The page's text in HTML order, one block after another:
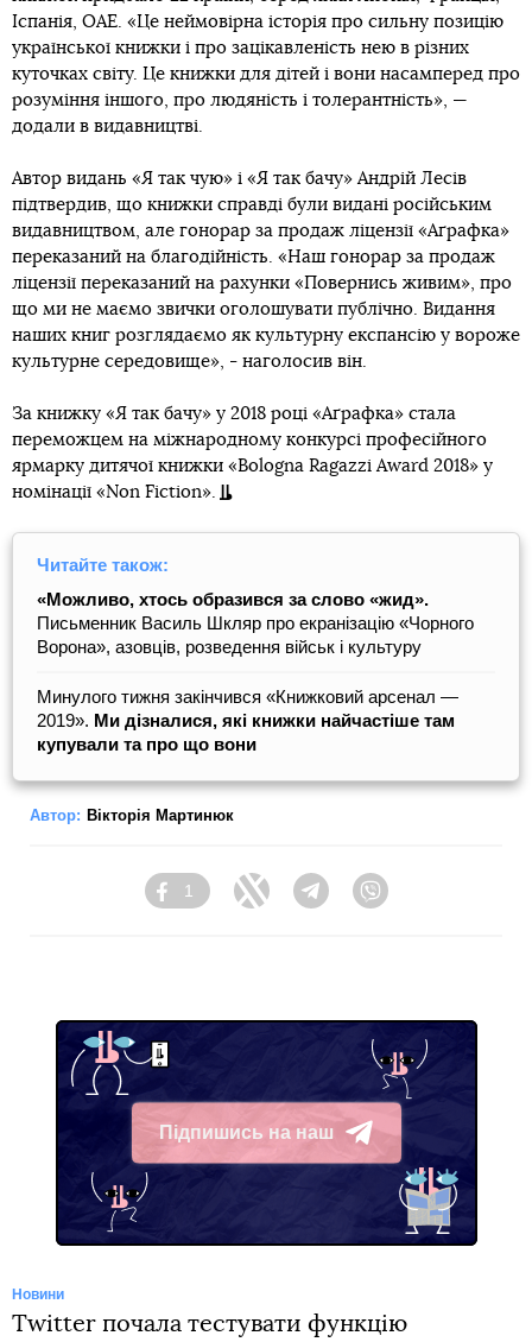
Іспанія, ОАЕ. «Це неймовірна історія про сильну позицію
української книжки і про зацікавленість нею в різних
куточках світу. Це книжки для дітей і вони насамперед про
розуміння іншого, про людяність і толерантність», —
додали в видавництві.
Автор видань «Я так чую» і «Я так бачу» Андрій Лесів
підтвердив, що книжки справді були видані російським
видавництвом, але гонорар за продаж ліцензії «Аґрафка»
переказаний на благодійність. «Наш гонорар за продаж
ліцензії переказаний на рахунки «Повернись живим», про
що ми не маємо звички оголошувати публічно. Видання
наших книг розглядаємо як культурну експансію у вороже
культурне середовище», - наголосив він.
За книжку «Я так бачу» у 2018 році «Аґрафка» стала
переможцем на міжнародному конкурсі професійного
ярмарку дитячої книжки «Bologna Ragazzi Award 2018» у
номінації «Non Fiction».
Читайте також:
«Можливо, хтось образився за слово «жид».
Письменник Василь Шкляр про екранізацію «Чорного
Ворона», азовців, розведення військ і культуру
Минулого тижня закінчився «Книжковий арсенал —
2019». Ми дізналися, які книжки найчастіше там
купували та про що вони
Автор: Вікторія Мартинюк
Facebook
1
Twitter Telegram
Підпишись на наш
Telegram
Новини
Twitter почала тестувати функцію